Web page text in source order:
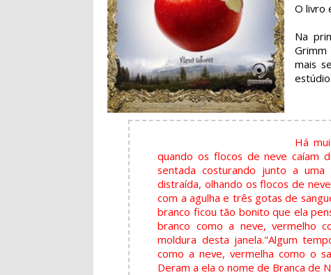
O livro
Na
mais
Há
quando os flocos de neve caíam
sentada costurando junto a uma
distraída, olhando os flocos de
com a agulha e três gotas de
branco ficou tão bonito que ela
branco como a neve, vermelho
moldura desta janela."Algum
como a neve, vermelha como o
Deram a ela o nome de Branca de